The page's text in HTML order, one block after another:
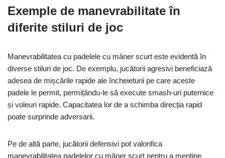
Exemple de manevrabilitate în
diferite stiluri de joc
Manevrabilitatea cu padelele cu mâner scurt este evidentă în
diverse stiluri de joc. De exemplu, jucătorii agresivi beneficiază
adesea de mișcările rapide ale încheieturii pe care aceste
padele le permit, permițându-le să execute smash-uri puternice
și voleuri rapide. Capacitatea lor de a schimba direcția rapid
poate surprinde adversarii.
Pe de altă parte, jucătorii defensivi pot valorifica
manevrabilitatea padelelor cu mâner scurt pentru a menține